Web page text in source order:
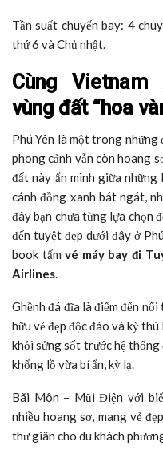
Tần suất chuyến bay: 4
thứ 6 và Chủ nhật.
Cùng
vùng đất “hoa
Phú Yên là một trong những
phong cảnh vẫn còn hoang
đất này ẩn mình giữa
cánh đồng xanh bát ngát,
đây bạn chưa từng lựa chọn
đến tuyệt đẹp dưới đây ở
book tấmvé máy bay đi
Airlines.
Ghềnh đá đĩa là điểm đến
hữu vẻ đẹp độc đáo và kỳ
khỏi sửng sốt trước hệ
khổng lồ vừa bí ẩn, kỳ lạ.
Bãi Môn – Mũi Điện với
nhiều hoang sơ, mang vẻ
thư giãn cho du khách